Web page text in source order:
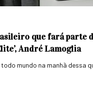
que fará parte
André Lamoglia
mundo na manhã dessa